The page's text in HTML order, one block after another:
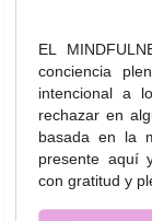
EL
conciencia
intencional a
rechazar en
basada en la
presente aquí
con gratitud y